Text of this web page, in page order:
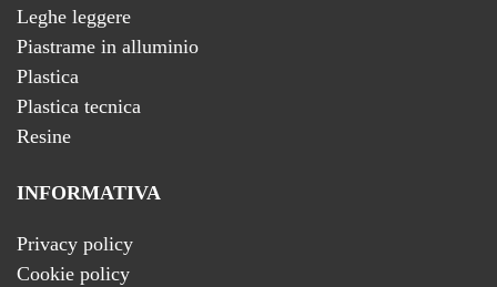
Leghe leggere
Piastrame in alluminio
Plastica
Plastica tecnica
Resine
INFORMATIVA
Privacy policy
Cookie policy